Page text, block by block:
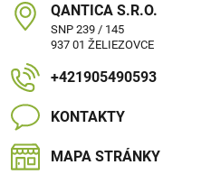
QANTICA S​.R​.O​.
SNP 239 / 145
937 01 ŽELIEZOVCE
+421905490593
KONTAKTY
MAPA STRÁNKY